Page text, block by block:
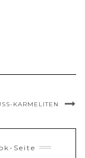
KARMELITEN
Seite